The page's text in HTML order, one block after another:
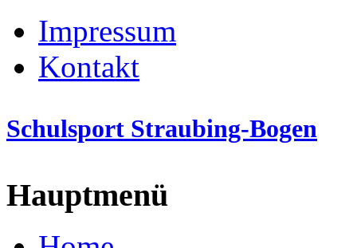
Impressum
Kontakt
Schulsport Straubing-Bogen
Hauptmenü